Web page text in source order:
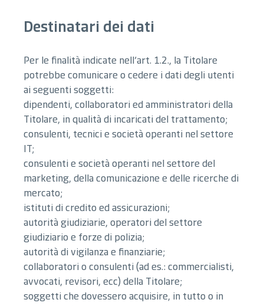
Destinatari dei dati
Per le finalità indicate nell’art. 1.2., la Titolare
potrebbe comunicare o cedere i dati degli utenti
ai seguenti soggetti:
dipendenti, collaboratori ed amministratori della
Titolare, in qualità di incaricati del trattamento;
consulenti, tecnici e società operanti nel settore
IT;
consulenti e società operanti nel settore del
marketing, della comunicazione e delle ricerche di
mercato;
istituti di credito ed assicurazioni;
autorità giudiziarie, operatori del settore
giudiziario e forze di polizia;
autorità di vigilanza e finanziarie;
collaboratori o consulenti (ad es.: commercialisti,
avvocati, revisori, ecc) della Titolare;
soggetti che dovessero acquisire, in tutto o in